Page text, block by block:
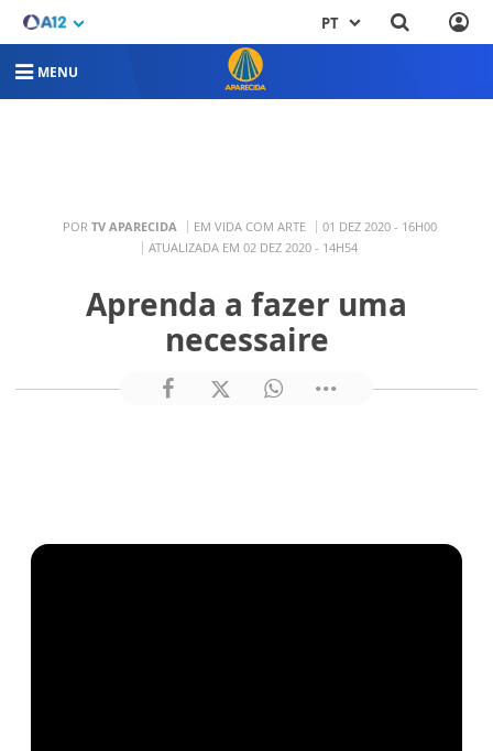
PT
MENU
POR TV APARECIDA EM VIDA COM ARTE
01 DEZ 2020 - 16H00
ATUALIZADA EM 02 DEZ 2020 - 14H54
Aprenda a fazer uma
necessaire